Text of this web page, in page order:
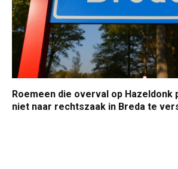
Roemeen die overval op Hazeldonk
niet naar rechtszaak in Breda te